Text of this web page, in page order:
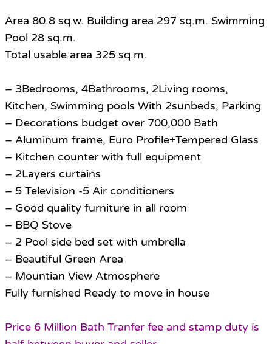
Area 80.8 sq.w. Building area 297 sq.m. Swimming
Pool 28 sq.m.
Total usable area 325 sq.m.
– 3Bedrooms, 4Bathrooms, 2Living rooms,
Kitchen, Swimming pools With 2sunbeds, Parking
– Decorations budget over 700,000 Bath
– Aluminum frame, Euro Profile+Tempered Glass
– Kitchen counter with full equipment
– 2Layers curtains
– 5 Television -5 Air conditioners
– Good quality furniture in all room
– BBQ Stove
– 2 Pool side bed set with umbrella
– Beautiful Green Area
– Mountian View Atmosphere
Fully furnished Ready to move in house
Price 6 Million Bath Tranfer fee and stamp duty is